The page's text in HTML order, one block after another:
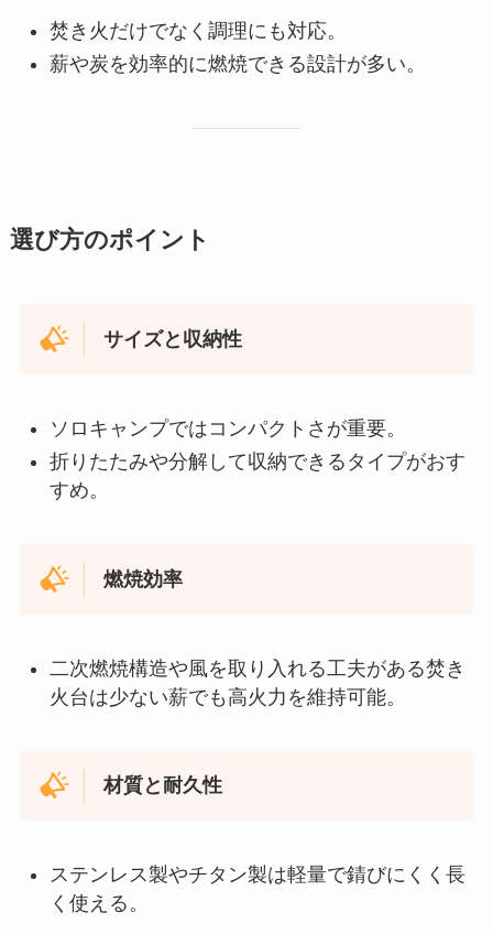
焚き火だけでなく調理にも対応。
薪や炭を効率的に燃焼できる設計が多い。
選び方のポイント
サイズと収納性
ソロキャンプではコンパクトさが重要。
折りたたみや分解して収納できるタイプがおす
すめ。
燃焼効率
二次燃焼構造や風を取り入れる工夫がある焚き
火台は少ない薪でも高火力を維持可能。
材質と耐久性
ステンレス製やチタン製は軽量で錆びにくく長
く使える。